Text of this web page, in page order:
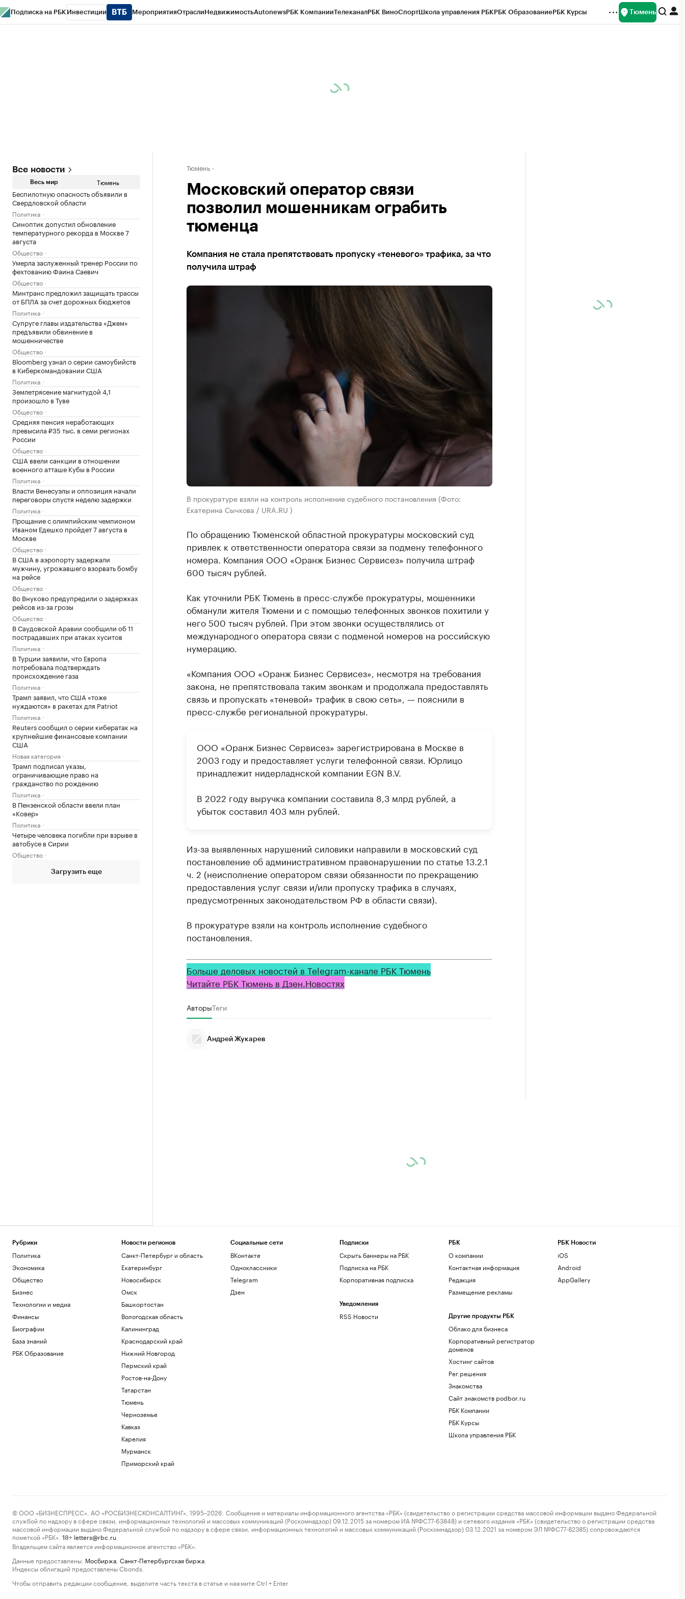
Подписка на РБК Инвестиции МероприятияОтраслиНедвижимостьAutonewsРБК КомпанииТелеканалРБК ВиноСпортШкола управления РБКРБК ОбразованиеРБК Курсы Тюмень
Все новости
Весь мир Тюмень
Беспилотную опасность объявили в
Свердловской области
Политика
Синоптик допустил обновление
температурного рекорда в Москве 7
августа
Общество
Умерла заслуженный тренер России по
фехтованию Фаина Саевич
Общество
Минтранс предложил защищать трассы
от БПЛА за счет дорожных бюджетов
Политика
Супруге главы издательства «Джем»
предъявили обвинение в
мошенничестве
Общество
Bloomberg узнал о серии самоубийств
в Киберкомандовании США
Политика
Землетрясение магнитудой 4,1
произошло в Туве
Общество
Средняя пенсия неработающих
превысила ₽35 тыс. в семи регионах
России
Общество
США ввели санкции в отношении
военного атташе Кубы в России
Политика
Власти Венесуэлы и оппозиция начали
переговоры спустя неделю задержки
Политика
Прощание с олимпийским чемпионом
Иваном Едешко пройдет 7 августа в
Москве
Общество
В США в аэропорту задержали
мужчину, угрожавшего взорвать бомбу
на рейсе
Общество
Во Внуково предупредили о задержках
рейсов из-за грозы
Общество
В Саудовской Аравии сообщили об 11
пострадавших при атаках хуситов
Политика
В Турции заявили, что Европа
потребовала подтверждать
происхождение газа
Политика
Трамп заявил, что США «тоже
нуждаются» в ракетах для Patriot
Политика
Reuters сообщил о серии кибератак на
крупнейшие финансовые компании
США
Новая категория
Трамп подписал указы,
ограничивающие право на
гражданство по рождению
Политика
В Пензенской области ввели план
«Ковер»
Политика
Четыре человека погибли при взрыве в
автобусе в Сирии
Общество
Загрузить еще
Тюмень
Московский оператор связи
позволил мошенникам ограбить
тюменца
Компания не стала препятствовать пропуску «теневого» трафика, за что
получила штраф
В прокуратуре взяли на контроль исполнение судебного постановления (Фото:
Екатерина Сычкова / URA.RU )
По обращению Тюменской областной прокуратуры московский суд
привлек к ответственности оператора связи за подмену телефонного
номера. Компания ООО «Оранж Бизнес Сервисез» получила штраф
600 тысяч рублей.
Как уточнили РБК Тюмень в пресс-службе прокуратуры, мошенники
обманули жителя Тюмени и с помощью телефонных звонков похитили у
него 500 тысяч рублей. При этом звонки осуществлялись от
международного оператора связи с подменой номеров на российскую
нумерацию.
«Компания ООО «Оранж Бизнес Сервисез», несмотря на требования
закона, не препятствовала таким звонкам и продолжала предоставлять
связь и пропускать «теневой» трафик в свою сеть», — пояснили в
пресс-службе региональной прокуратуры.
ООО «Оранж Бизнес Сервисез» зарегистрирована в Москве в
2003 году и предоставляет услуги телефонной связи. Юрлицо
принадлежит нидерладнской компании EGN B.V.
В 2022 году выручка компании составила 8,3 млрд рублей, а
убыток составил 403 млн рублей.
Из-за выявленных нарушений силовики направили в московский суд
постановление об административном правонарушении по статье 13.2.1
ч. 2 (неисполнение оператором связи обязанности по прекращению
предоставления услуг связи и/или пропуску трафика в случаях,
предусмотренных законодательством РФ в области связи).
В прокуратуре взяли на контроль исполнение судебного
постановления.
Больше деловых новостей в Telegram-канале РБК Тюмень
Читайте РБК Тюмень в Дзен.Новостях
АвторыТеги
Андрей Жукарев
Рубрики
Политика
Экономика
Общество
Бизнес
Технологии и медиа
Финансы
Биографии
База знаний
РБК Образование
Новости регионов
Санкт-Петербург и область
Екатеринбург
Новосибирск
Омск
Башкортостан
Вологодская область
Калининград
Краснодарский край
Нижний Новгород
Пермский край
Ростов-на-Дону
Татарстан
Тюмень
Черноземье
Кавказ
Карелия
Мурманск
Приморский край
Социальные сети
ВКонтакте
Одноклассники
Telegram
Дзен
Подписки
Скрыть баннеры на РБК
Подписка на РБК
Корпоративная подписка
Уведомления
RSS Новости
РБК
О компании
Контактная информация
Редакция
Размещение рекламы
Другие продукты РБК
Облако для бизнеса
Корпоративный регистратор
доменов
Хостинг сайтов
Рег.решения
Знакомства
Сайт знакомств podbor.ru
РБК Компании
РБК Курсы
Школа управления РБК
РБК Новости
iOS
Android
AppGallery
© ООО «БИЗНЕСПРЕСС», АО «РОСБИЗНЕСКОНСАЛТИНГ», 1995–2026. Сообщения и материалы информационного агентства «РБК» (свидетельство о регистрации средства массовой информации выдано Федеральной
службой по надзору в сфере связи, информационных технологий и массовых коммуникаций (Роскомнадзор) 09.12.2015 за номером ИА №ФС77-63848) и сетевого издания «РБК» (свидетельство о регистрации средства
массовой информации выдано Федеральной службой по надзору в сфере связи, информационных технологий и массовых коммуникаций (Роскомнадзор) 03.12.2021 за номером ЭЛ №ФС77-82385) сопровождаются
пометкой «РБК».
18+ letters@rbc.ru
Владельцем сайта является информационное агентство «РБК».
Данные предоставлены: Мосбиржа Санкт-Петербургская биржа
Индексы облигаций предоставлены Cbonds.
Чтобы отправить редакции сообщение, выделите часть текста в статье и нажмите Ctrl + Enter